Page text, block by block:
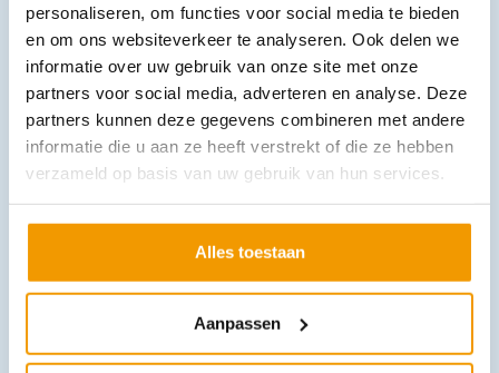
personaliseren, om functies voor social media te bieden
en om ons websiteverkeer te analyseren. Ook delen we
informatie over uw gebruik van onze site met onze
partners voor social media, adverteren en analyse. Deze
partners kunnen deze gegevens combineren met andere
informatie die u aan ze heeft verstrekt of die ze hebben
verzameld op basis van uw gebruik van hun services.
Alles toestaan
Aanpassen
In winkelwagen
Leverbaar
41 excl. btw